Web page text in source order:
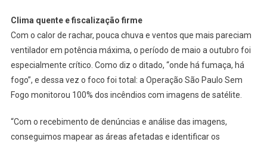
Clima quente e fiscalização firme
Com o calor de rachar, pouca chuva e ventos que mais pareciam
ventilador em potência máxima, o período de maio a outubro foi
especialmente crítico. Como diz o ditado, “onde há fumaça, há
fogo”, e dessa vez o foco foi total: a Operação São Paulo Sem
Fogo monitorou 100% dos incêndios com imagens de satélite.
“Com o recebimento de denúncias e análise das imagens,
conseguimos mapear as áreas afetadas e identificar os